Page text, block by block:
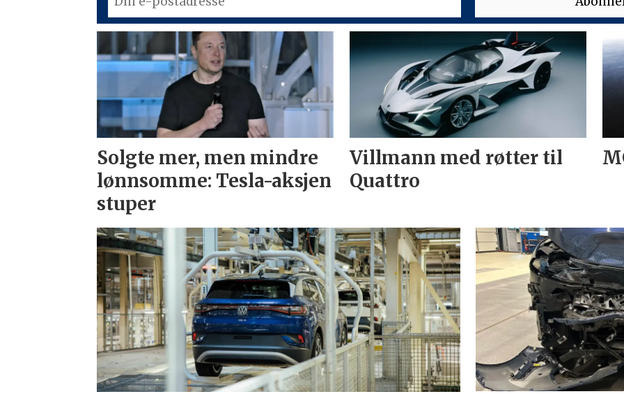
Solgte mer, men mindre
lønnsomme: Tesla-aksjen
stuper
Villmann med røtter til
Quattro